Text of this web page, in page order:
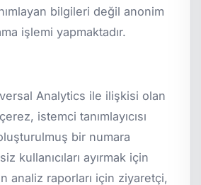
bilgileri değil anonim
işlemi yapmaktadır.
Analytics ile ilişkisi olan
istemci tanımlayıcısı
bir numara
kullanıcıları ayırmak için
analiz raporları için ziyaretçi,